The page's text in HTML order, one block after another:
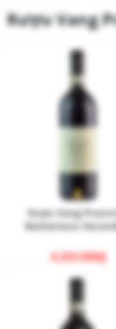
Rượu Vang
Rượu Vang
Barbaresco
4.250.000₫